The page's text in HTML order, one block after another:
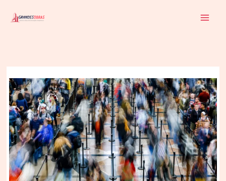
para